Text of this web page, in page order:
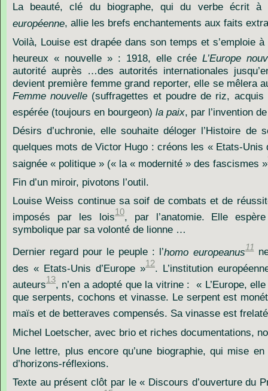
La beauté, clé du biographe, qui du verbe écrit
européenne, allie les brefs enchantements aux faits
Voilà, Louise est drapée dans son temps et s’emploie
heureux « nouvelle » : 1918, elle crée L’Europe
autorité auprès …des autorités internationales
devient première femme grand reporter, elle se mêlera
Femme nouvelle (suffragettes et poudre de riz,
espérée (toujours en bourgeon) la paix, par l’invention
Désirs d’uchronie, elle souhaite déloger l’Histoire de
quelques mots de Victor Hugo : créons les « Etats-Unis
saignée « politique » (« la « modernité » des fascismes »
Fin d’un miroir, pivotons l’outil.
Louise Weiss continue sa soif de combats et de
imposés par les lois10, par l’anatomie. Elle
symbolique par sa volonté de lionne …
Dernier regard pour le peuple : l’homo europeanus11
des « Etats-Unis d’Europe »12. L’institution
auteurs13, n’en a adopté que la vitrine : « L’Europe,
que serpents, cochons et vinasse. Le serpent est
maïs et de betteraves compensés. Sa vinasse est
Michel Loetscher, avec brio et riches documentations,
Une lettre, plus encore qu’une biographie, qui mise
d’horizons-réflexions.
Texte au présent clôt par le « Discours d’ouverture du